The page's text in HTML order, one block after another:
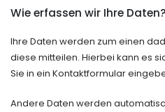
Wie erfassen wir Ihre Daten?
Ihre Daten werden zum einen
diese mitteilen. Hierbei kann es
Sie in ein Kontaktformular
Andere Daten werden